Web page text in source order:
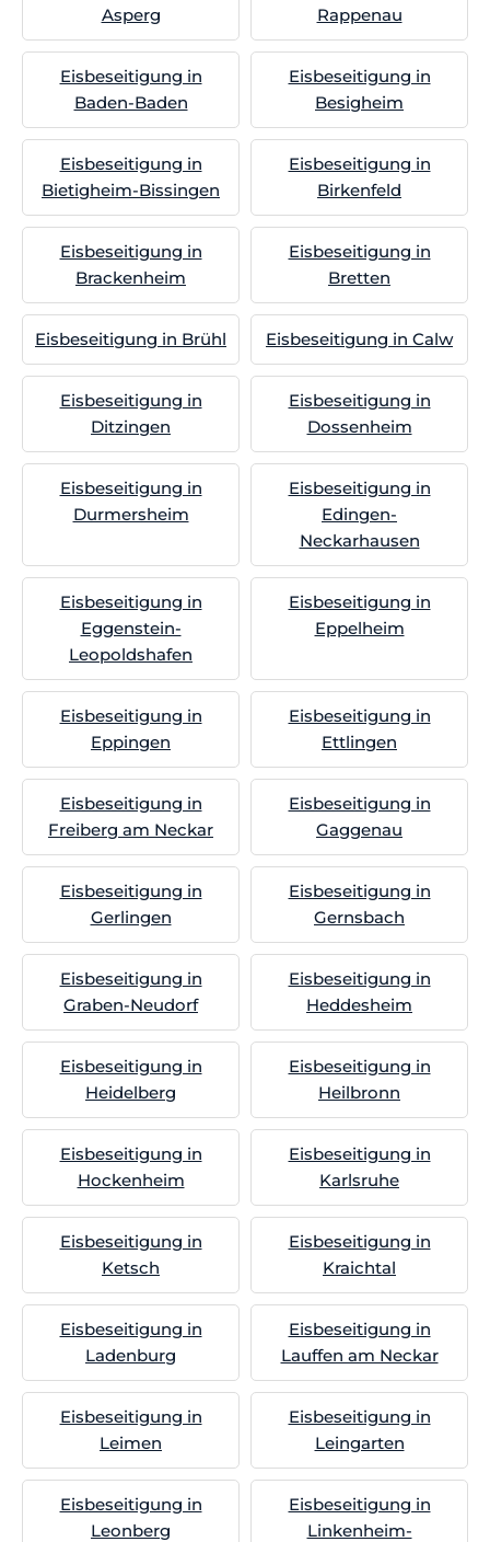
Asperg
Rappenau
Eisbeseitigung in
Baden-Baden
Eisbeseitigung in
Besigheim
Eisbeseitigung in
Bietigheim-Bissingen
Eisbeseitigung in
Birkenfeld
Eisbeseitigung in
Brackenheim
Eisbeseitigung in
Bretten
Eisbeseitigung in Brühl Eisbeseitigung in Calw
Eisbeseitigung in
Ditzingen
Eisbeseitigung in
Dossenheim
Eisbeseitigung in
Durmersheim
Eisbeseitigung in
Edingen-
Neckarhausen
Eisbeseitigung in
Eggenstein-
Leopoldshafen
Eisbeseitigung in
Eppelheim
Eisbeseitigung in
Eppingen
Eisbeseitigung in
Ettlingen
Eisbeseitigung in
Freiberg am Neckar
Eisbeseitigung in
Gaggenau
Eisbeseitigung in
Gerlingen
Eisbeseitigung in
Gernsbach
Eisbeseitigung in
Graben-Neudorf
Eisbeseitigung in
Heddesheim
Eisbeseitigung in
Heidelberg
Eisbeseitigung in
Heilbronn
Eisbeseitigung in
Hockenheim
Eisbeseitigung in
Karlsruhe
Eisbeseitigung in
Ketsch
Eisbeseitigung in
Kraichtal
Eisbeseitigung in
Ladenburg
Eisbeseitigung in
Lauffen am Neckar
Eisbeseitigung in
Leimen
Eisbeseitigung in
Leingarten
Eisbeseitigung in
Leonberg
Eisbeseitigung in
Linkenheim-